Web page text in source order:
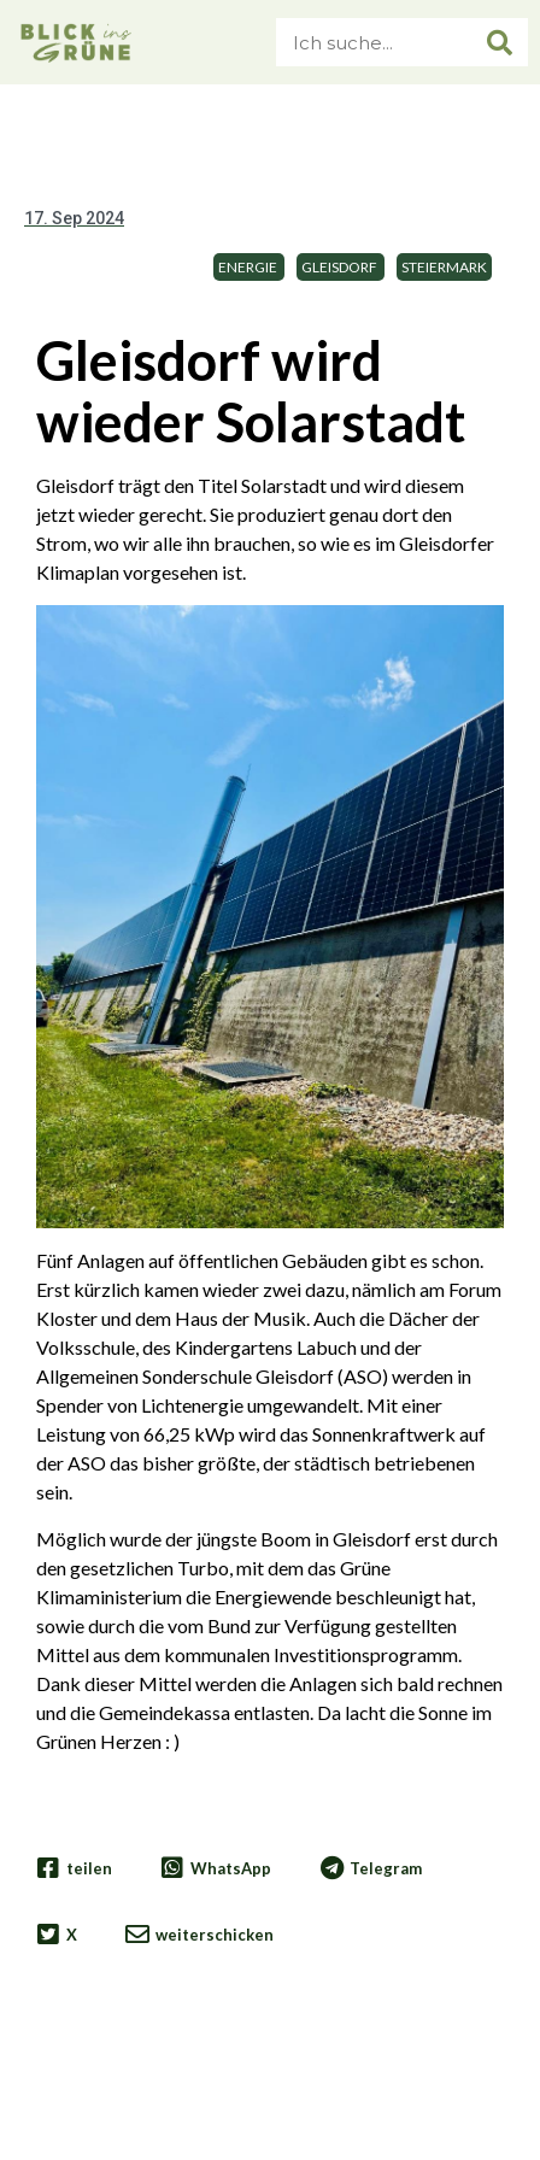
17. Sep 2024
ENERGIE GLEISDORF STEIERMARK
Gleisdorf wird
wieder Solarstadt
Gleisdorf trägt den Titel Solarstadt und wird diesem
jetzt wieder gerecht. Sie produziert genau dort den
Strom, wo wir alle ihn brauchen, so wie es im Gleisdorfer
Klimaplan vorgesehen ist.
Fünf Anlagen auf öffentlichen Gebäuden gibt es schon.
Erst kürzlich kamen wieder zwei dazu, nämlich am Forum
Kloster und dem Haus der Musik. Auch die Dächer der
Volksschule, des Kindergartens Labuch und der
Allgemeinen Sonderschule Gleisdorf (ASO) werden in
Spender von Lichtenergie umgewandelt. Mit einer
Leistung von 66,25 kWp wird das Sonnenkraftwerk auf
der ASO das bisher größte, der städtisch betriebenen
sein.
Möglich wurde der jüngste Boom in Gleisdorf erst durch
den gesetzlichen Turbo, mit dem das Grüne
Klimaministerium die Energiewende beschleunigt hat,
sowie durch die vom Bund zur Verfügung gestellten
Mittel aus dem kommunalen Investitionsprogramm.
Dank dieser Mittel werden die Anlagen sich bald rechnen
und die Gemeindekassa entlasten. Da lacht die Sonne im
Grünen Herzen : )
teilen WhatsApp Telegram
X weiterschicken